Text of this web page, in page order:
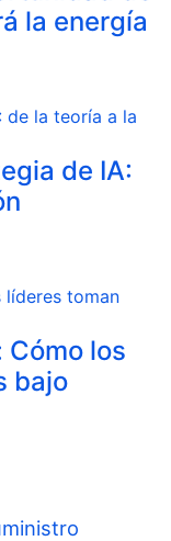
la energía
de IA:
Cómo los
bajo